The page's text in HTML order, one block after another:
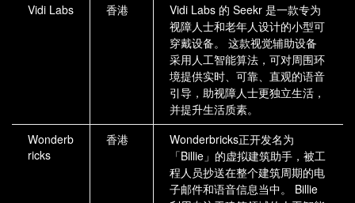
Vidi Labs
香港
Vidi Labs 的 Seekr 是一款专为
视障人士和老年人设计的小型可
穿戴设备。 这款视觉辅助设备
采用人工智能算法，可对周围环
境提供实时、可靠、直观的语音
引导，助视障人士更独立生活，
并提升生活质素。
Wonderb
ricks
香港
Wonderbricks正开发名为
「Billie」的虚拟建筑助手，被工
程人员抄送在整个建筑周期的电
子邮件和语音信息当中。 Billie